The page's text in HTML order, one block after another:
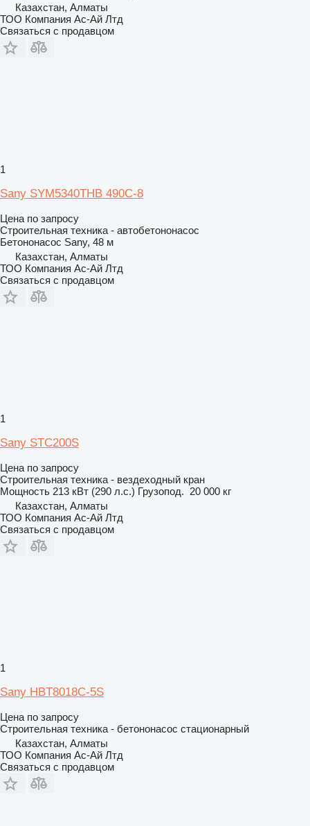
Казахстан, Алматы
ТОО Компания Ас-Ай Лтд
Связаться с продавцом
1
Sany SYM5340THB 490C-8
Цена по запросу
Строительная техника - автобетононасос
Бетононасос Sany, 48 м
Казахстан, Алматы
ТОО Компания Ас-Ай Лтд
Связаться с продавцом
1
Sany STC200S
Цена по запросу
Строительная техника - вездеходный кран
Мощность 213 кВт (290 л.с.) Грузопод. 20 000 кг
Казахстан, Алматы
ТОО Компания Ас-Ай Лтд
Связаться с продавцом
1
Sany HBT8018C-5S
Цена по запросу
Строительная техника - бетононасос стационарный
Казахстан, Алматы
ТОО Компания Ас-Ай Лтд
Связаться с продавцом